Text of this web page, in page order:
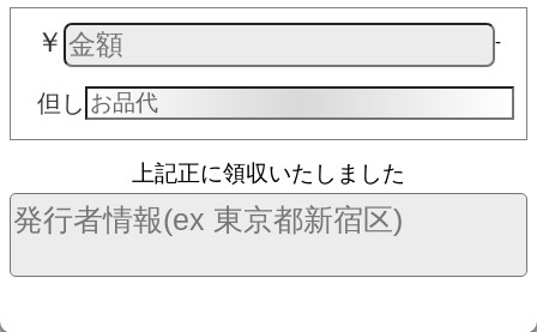
￥ ‐
但し
上記正に領収いたしました